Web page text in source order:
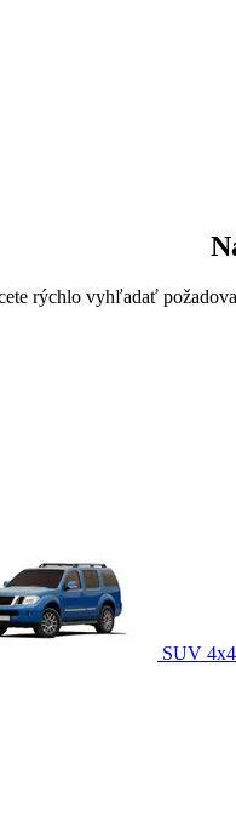
rýchlo vyhľadať
SUV 4x4